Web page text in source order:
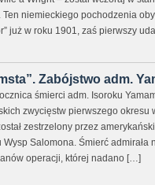
niemieckiego pochodzenia
już w roku 1901, zaś pierwszy
Zabójstwo adm.
śmierci adm. Isoroku
zwycięstw pierwszego okresu
zestrzelony przez
Salomona. Śmierć admirała
operacji, której nadano […]